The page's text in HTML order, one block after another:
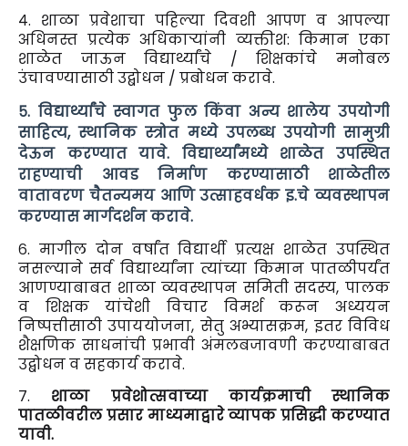
४. शाळा प्रवेशाचा पहिल्या दिवशी आपण व आपल्या
अधिनस्त प्रत्येक अधिकाऱ्यांनी व्यक्तीश: किमान एका
शाळेत जाऊन विद्यार्थ्यांचे / शिक्षकांचे मनोबल
उंचावण्यासाठी उद्बोधन / प्रबोधन करावे.
५. विद्यार्थ्यांचे स्वागत फुल किंवा अन्य शालेय उपयोगी
साहित्य, स्थानिक स्त्रोत मध्ये उपलब्ध उपयोगी सामुग्री
देऊन करण्यात यावे. विद्यार्थ्यांमध्ये शाळेत उपस्थित
राहण्याची आवड निर्माण करण्यासाठी शाळेतील
वातावरण चैतन्यमय आणि उत्साहवर्धक इ.चे व्यवस्थापन
करण्यास मार्गदर्शन करावे.
६. मागील दोन वर्षांत विद्यार्थी प्रत्यक्ष शाळेत उपस्थित
नसल्याने सर्व विद्यार्थ्यांना त्यांच्या किमान पातळीपर्यंत
आणण्याबाबत शाळा व्यवस्थापन समिती सदस्य, पालक
व शिक्षक यांचेशी विचार विमर्श करून अध्ययन
निष्पत्तीसाठी उपाययोजना, सेतु अभ्यासक्रम, इतर विविध
शैक्षणिक साधनांची प्रभावी अंमलबजावणी करण्याबाबत
उद्बोधन व सहकार्य करावे.
७. शाळा प्रवेशोत्सवाच्या कार्यक्रमाची स्थानिक
पातळीवरील प्रसार माध्यमाद्वारे व्यापक प्रसिद्धी करण्यात
यावी.